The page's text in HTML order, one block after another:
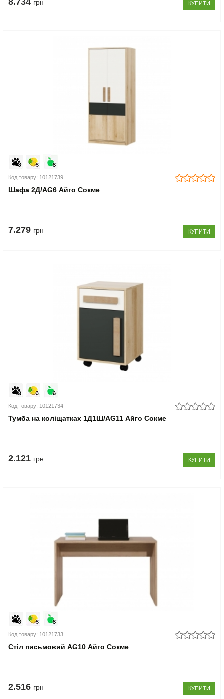
грн КУПИТИ
Код товару: 10121739
Шафа 2Д/AG6 Айго Сокме
7.279 грн КУПИТИ
Код товару: 10121734
Тумба на коліщатках 1Д1Ш/AG11 Айго Сокме
2.121 грн КУПИТИ
Код товару: 10121733
Стіл письмовий AG10 Айго Сокме
2.516 грн КУПИТИ